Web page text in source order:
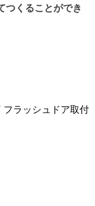
つくることができ
シュドア取付